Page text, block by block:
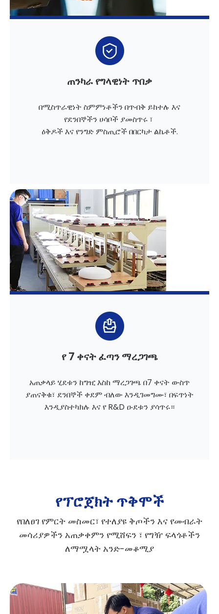
ጠንካራ የግላዊነት ጥበቃ
በሚስጥራዊነት ስምምነቶችን በጥብቅ ይከተሉ እና
የደንበኞችን ሀሳቦች ያመስጥሩ ፣
ዕቅዶች እና የንግድ ምስጢሮች በበርካታ ልኬቶች.
የ 7 ቀናት ፈጣን ማረጋገጫ
አጠቃላይ ሂደቱን ከግዢ እስከ ማረጋገጫ በ7 ቀናት ውስጥ
ያጠናቅቁ፣ ደንበኞች ቀደም ብለው እንዲገመግሙ፣ በፍጥነት
እንዲያስተካክሉ እና የ R&D ዑደቱን ያሳጥሩ።
የፕሮጀክት ጥቅሞች
የበለፀገ የምርት መስመር፣ የተለያዩ ቅጦችን እና የመብራት
መሳሪያዎችን አጠቃቀምን የሚሸፍን ፣ የግዥ ፍላጎቶችን
ለማሟላት አንድ-መቆሚያ